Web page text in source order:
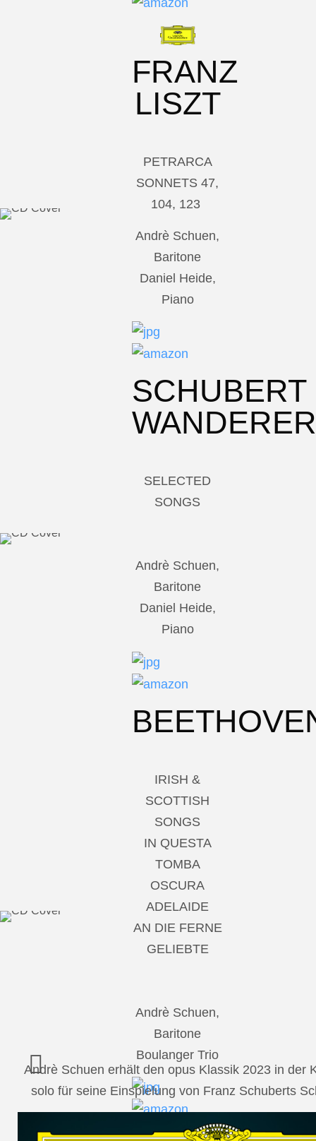
FRANZ
LISZT
PETRARCA
SONNETS 47,
104, 123
Andrè Schuen,
Baritone
Daniel Heide,
Piano
SCHUBERT
WANDERER
SELECTED
SONGS
Andrè Schuen,
Baritone
Daniel Heide,
Piano
IRISH &
SCOTTISH
SONGS
IN QUESTA
TOMBA
OSCURA
ADELAIDE
AN DIE FERNE
GELIEBTE
Andrè Schuen,
Baritone
Boulanger Trio
Andrè Schuen erhält den opus Klassik 2023 in der
solo für seine Einspielung von Franz Schuberts